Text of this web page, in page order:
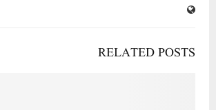
RELATED POSTS